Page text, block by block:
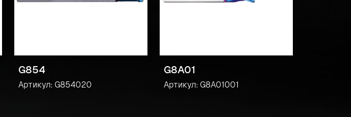
G854
Артикул: G854020
G8A01
Артикул: G8A01001